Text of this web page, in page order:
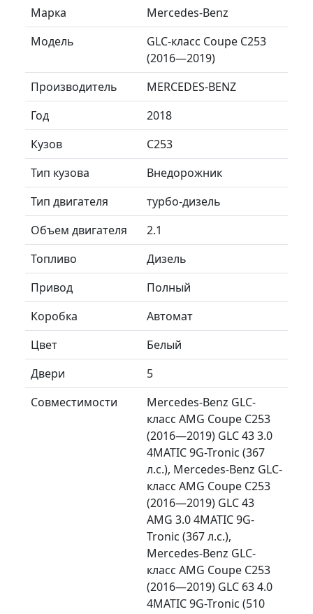
Марка
Mercedes-Benz
Модель
GLC-класс Coupe C253
(2016—2019)
Производитель
MERCEDES-BENZ
Год
2018
Кузов
C253
Тип кузова
Внедорожник
Тип двигателя
турбо-дизель
Объем двигателя
2.1
Топливо
Дизель
Привод
Полный
Коробка
Автомат
Цвет
Белый
Двери
5
Совместимости
Mercedes-Benz GLC-
класс AMG Coupe C253
(2016—2019) GLC 43 3.0
4MATIC 9G-Tronic (367
л.с.), Mercedes-Benz GLC-
класс AMG Coupe C253
(2016—2019) GLC 43
AMG 3.0 4MATIC 9G-
Tronic (367 л.с.),
Mercedes-Benz GLC-
класс AMG Coupe C253
(2016—2019) GLC 63 4.0
4MATIC 9G-Tronic (510